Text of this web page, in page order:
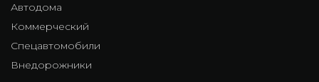
Автодома
Коммерческий
Спецавтомобили
Внедорожники